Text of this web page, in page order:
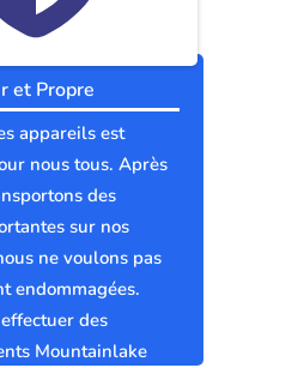
et Propre
appareils est
nous tous. Après
des
sur nos
ne voulons pas
endommagées.
des
Mountainlake